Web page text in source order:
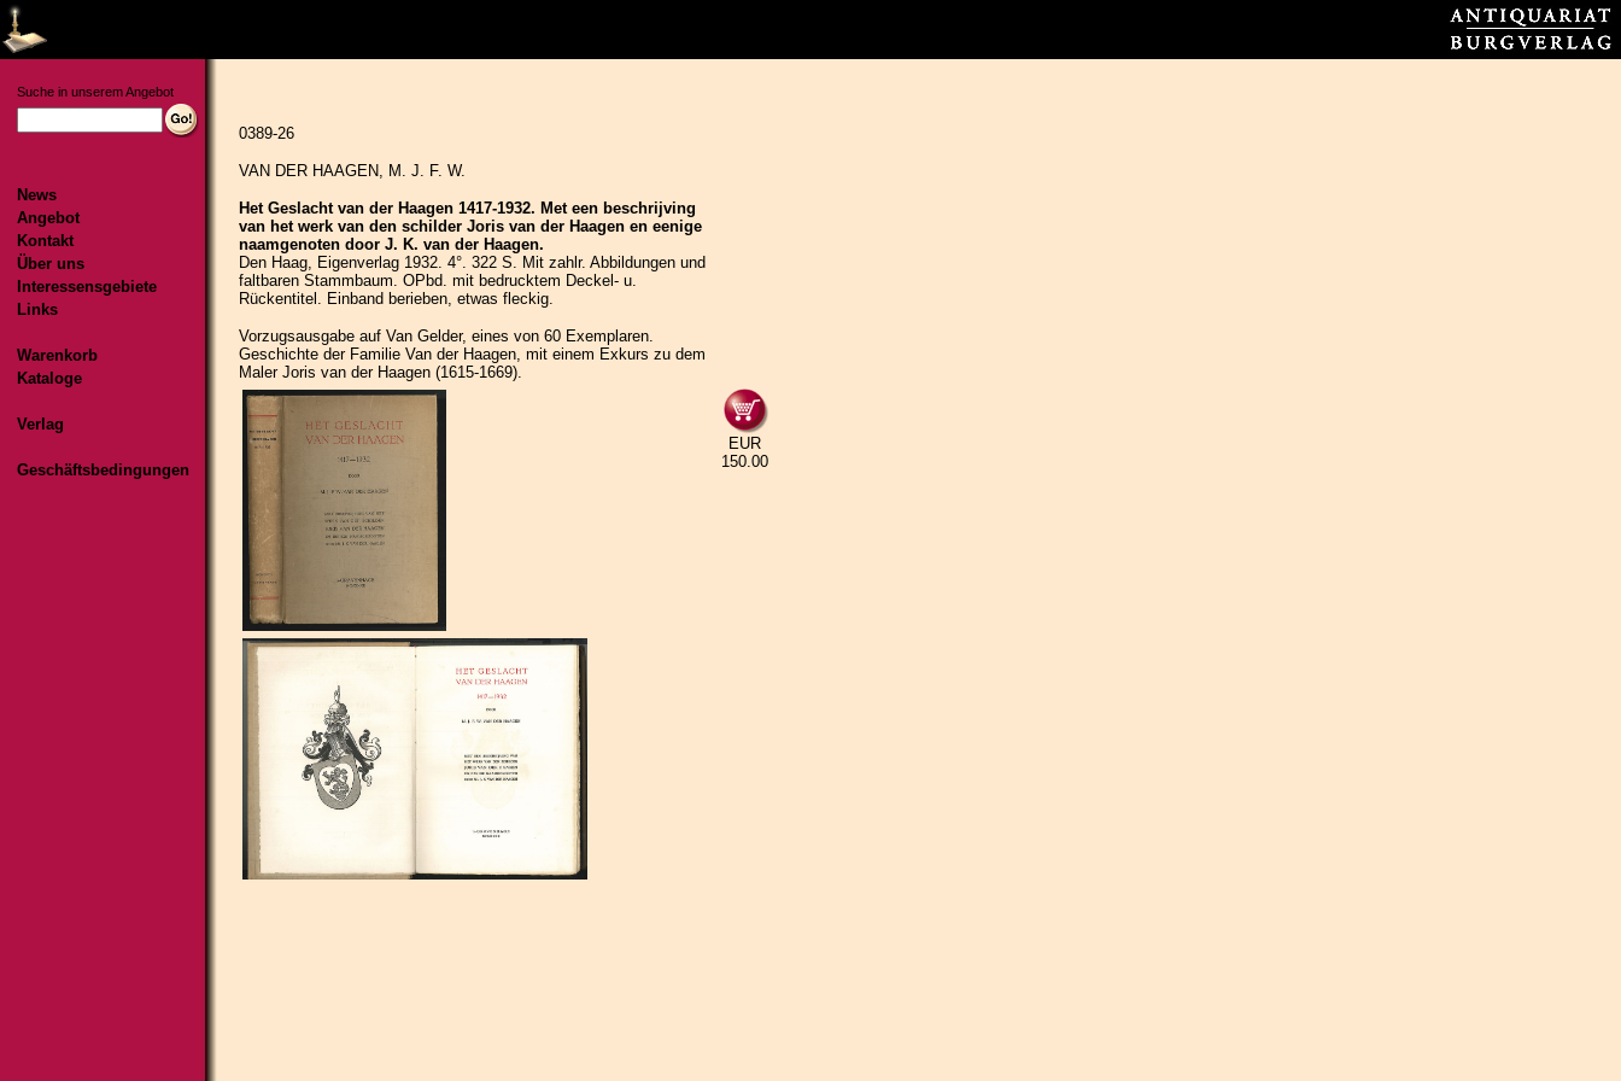
Suche in unserem Angebot
News
Angebot
Kontakt
Über uns
Interessensgebiete
Links
Warenkorb
Kataloge
Verlag
Geschäftsbedingungen